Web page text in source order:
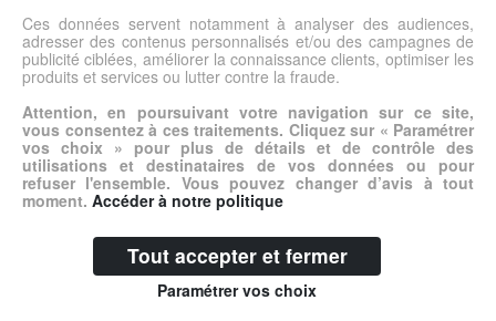
Ces données servent notamment à analyser des audiences,
adresser des contenus personnalisés et/ou des campagnes de
publicité ciblées, améliorer la connaissance clients, optimiser les
produits et services ou lutter contre la fraude.
Attention, en poursuivant votre navigation sur ce site,
vous consentez à ces traitements. Cliquez sur « Paramétrer
vos choix » pour plus de détails et de contrôle des
utilisations et destinataires de vos données ou pour
refuser l'ensemble. Vous pouvez changer d’avis à tout
moment. Accéder à notre politique
Tout accepter et fermer
Paramétrer vos choix